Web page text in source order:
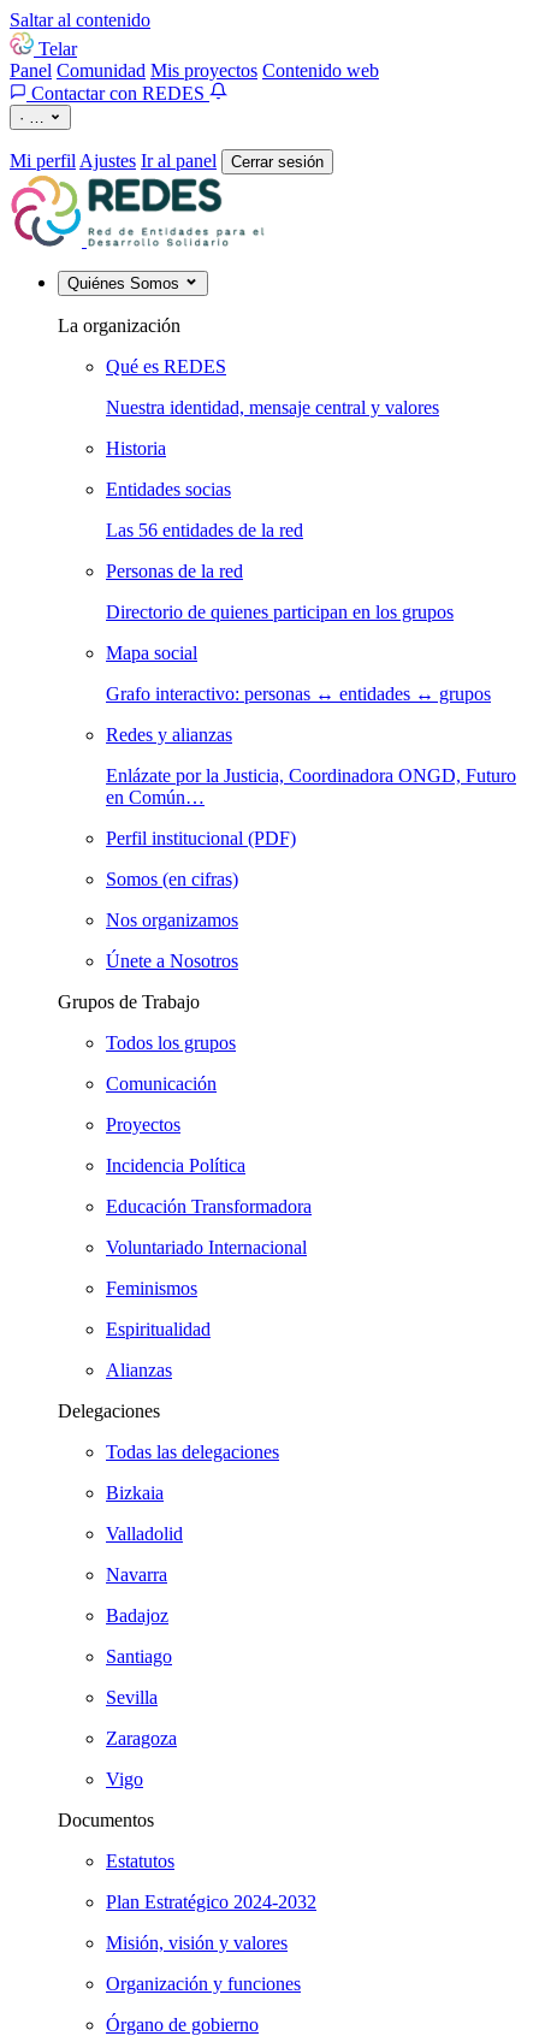
Saltar al contenido
Telar
Panel Comunidad Mis proyectos Contenido web
Contactar con REDES
· …
Mi perfil Ajustes Ir al panel Cerrar sesión
Quiénes Somos
La organización
Qué es REDES
Nuestra identidad, mensaje central y valores
Historia
Entidades socias
Las 56 entidades de la red
Personas de la red
Directorio de quienes participan en los grupos
Mapa social
Grafo interactivo: personas ↔ entidades ↔ grupos
Redes y alianzas
Enlázate por la Justicia, Coordinadora ONGD, Futuro
en Común…
Perfil institucional (PDF)
Somos (en cifras)
Nos organizamos
Únete a Nosotros
Grupos de Trabajo
Todos los grupos
Comunicación
Proyectos
Incidencia Política
Educación Transformadora
Voluntariado Internacional
Feminismos
Espiritualidad
Alianzas
Delegaciones
Todas las delegaciones
Bizkaia
Valladolid
Navarra
Badajoz
Santiago
Sevilla
Zaragoza
Vigo
Documentos
Estatutos
Plan Estratégico 2024-2032
Misión, visión y valores
Organización y funciones
Órgano de gobierno